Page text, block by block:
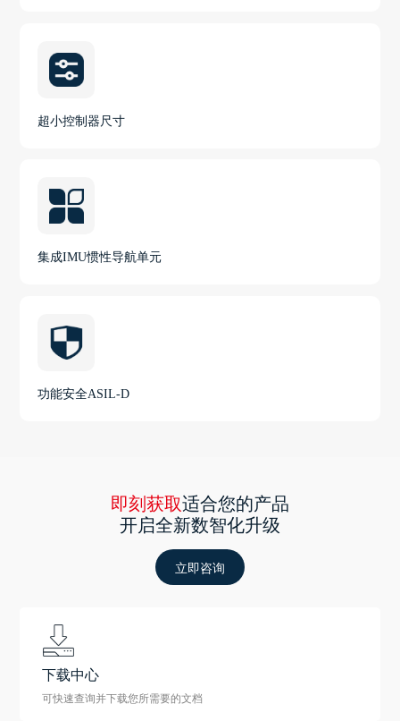
超小控制器尺寸
集成IMU惯性导航单元
功能安全ASIL-D
即刻获取适合您的产品
开启全新数智化升级
立即咨询
下载中心
可快速查询并下载您所需要的文档